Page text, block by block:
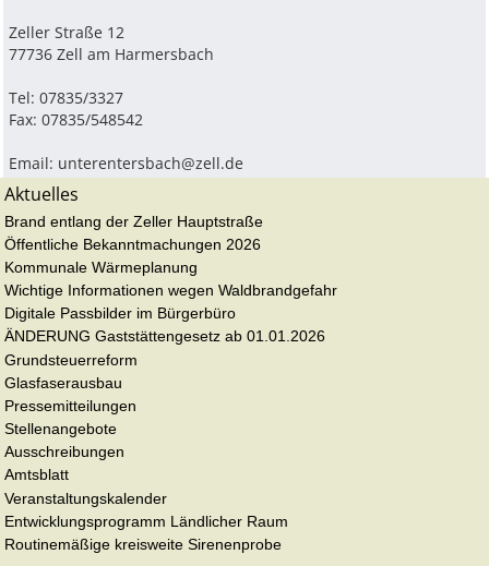
Zeller Straße 12
77736 Zell am Harmersbach
Tel: 07835/3327
Fax: 07835/548542
Email: unterentersbach@zell.de
Aktuelles
Brand entlang der Zeller Hauptstraße
Öffentliche Bekanntmachungen 2026
Kommunale Wärmeplanung
Wichtige Informationen wegen Waldbrandgefahr
Digitale Passbilder im Bürgerbüro
ÄNDERUNG Gaststättengesetz ab 01.01.2026
Grundsteuerreform
Glasfaserausbau
Pressemitteilungen
Stellenangebote
Ausschreibungen
Amtsblatt
Veranstaltungskalender
Entwicklungsprogramm Ländlicher Raum
Routinemäßige kreisweite Sirenenprobe